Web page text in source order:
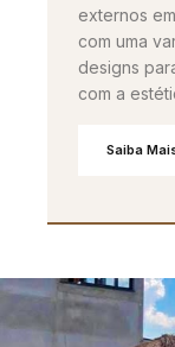
externos
com uma
designs
com a
Saiba